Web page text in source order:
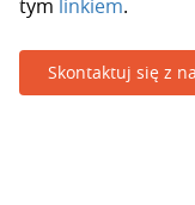
tym linkiem.
Skontaktuj się z